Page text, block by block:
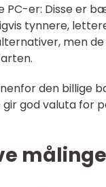
er: Disse er
tynnere,
men
den billige
gir god valuta for